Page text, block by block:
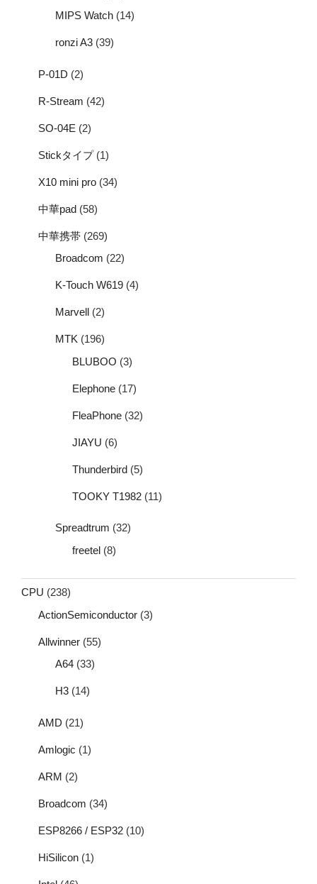
MIPS Watch (14)
ronzi A3 (39)
P-01D (2)
R-Stream (42)
SO-04E (2)
Stickタイプ(1)
X10 mini pro (34)
中華pad (58)
中華携帯 (269)
Broadcom (22)
K-Touch W619 (4)
Marvell (2)
MTK (196)
BLUBOO (3)
Elephone (17)
FleaPhone (32)
JIAYU (6)
Thunderbird (5)
TOOKY T1982 (11)
Spreadtrum (32)
freetel (8)
CPU (238)
ActionSemiconductor (3)
Allwinner (55)
A64 (33)
H3 (14)
AMD (21)
Amlogic (1)
ARM (2)
Broadcom (34)
ESP8266 / ESP32 (10)
HiSilicon (1)